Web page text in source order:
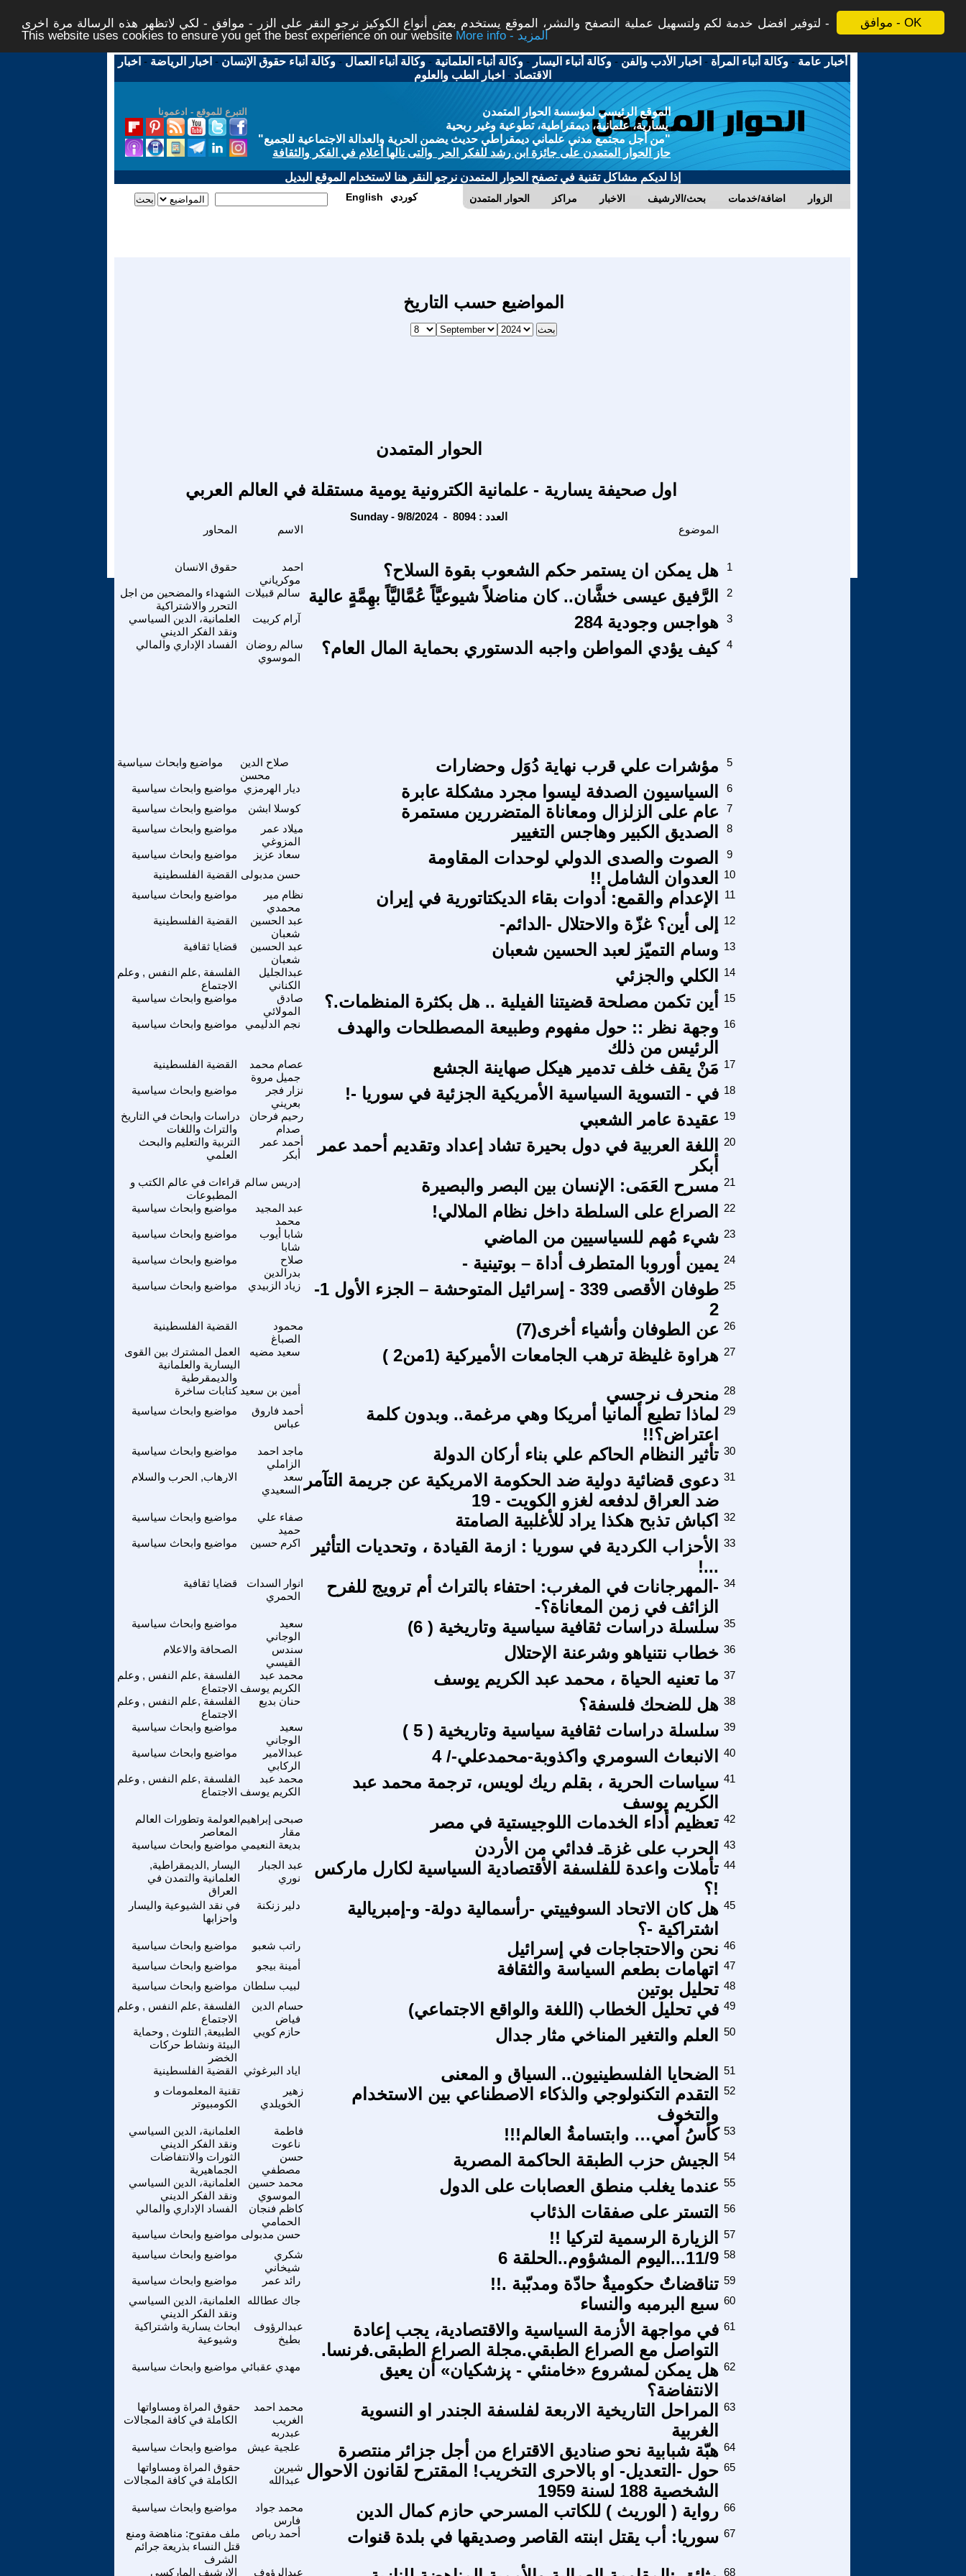
موافق - OK
لتوفير افضل خدمة لكم ولتسهيل عملية التصفح والنشر، الموقع يستخدم بعض أنواع الكوكيز نرجو النقر على الزر - موافق - لكي لاتظهر هذه الرسالة مرة اخرى -
This website uses cookies to ensure you get the best experience on our website
More info - المزيد
أخبار عامة -وكالة أنباء المرأة - اخبار الأدب والفن -وكالة أنباء اليسار -وكالة أنباء العلمانية -وكالة أنباء العمال -وكالة أنباء حقوق الإنسان - اخبار الرياضة - اخبار
الاقتصاد - اخبار الطب والعلوم
التبرع للموقع - ادعمونا
الموقع الرئيسي لمؤسسة الحوار المتمدن
يسارية، علمانية، ديمقراطية، تطوعية وغير ربحية
"من أجل مجتمع مدني علماني ديمقراطي حديث يضمن الحرية والعدالة الاجتماعية للجميع"
حاز الحوار المتمدن على جائزة ابن رشد للفكر الحر والتى نالها أعلام في الفكر والثقافة
إذا لديكم مشاكل تقنية في تصفح الحوار المتمدن نرجو النقر هنا لاستخدام الموقع البديل
الحوار المتمدن مراكز الاخبار بحث/الارشيف اضافة/خدمات الزوار English كوردي
المواضيع حسب التاريخ
الحوار المتمدن
اول صحيفة يسارية - علمانية الكترونية يومية مستقلة في العالم العربي
Sunday - 9/8/2024 - العدد : 8094
الاسم الموضوع
حقوق الانسان
احمد
موكرياني
هل يمكن ان يستمر حكم الشعوب بقوة السلاح؟ 1
الشهداء والمضحين من اجل
التحرر والاشتراكية
سالم قبيلات الرَّفيق عيسى خشَّان.. كان مناضلاً شيوعيَّاً عُمَّاليَّاً بهِمَّةٍ عالية 2
العلمانية، الدين السياسي
ونقد الفكر الديني
آرام كربيت هواجس وجودية 284 3
الفساد الإداري والمالي
سالم روضان
الموسوي
كيف يؤدي المواطن واجبه الدستوري بحماية المال العام؟ 4
مواضيع وابحاث سياسية
صلاح الدين
محسن
مؤشرات علي قرب نهاية دُوَل وحضارات 5
مواضيع وابحاث سياسية ديار الهرمزي السياسيون الصدفة ليسوا مجرد مشكلة عابرة
6
مواضيع وابحاث سياسية
كوسلا ابشن عام على الزلزال ومعاناة المتضررين مستمرة
7
مواضيع وابحاث سياسية
ميلاد عمر
المزوغي
الصديق الكبير وهاجس التغيير 8
مواضيع وابحاث سياسية سعاد عزيز الصوت والصدى الدولي لوحدات المقاومة
9
القضية الفلسطينية حسن مدبولى العدوان الشامل !!
10
مواضيع وابحاث سياسية
نظام مير
محمدي
الإعدام والقمع: أدوات بقاء الديكتاتورية في إيران 11
القضية الفلسطينية
عبد الحسين
شعبان
إلى أين؟ غزّة والاحتلال -الدائم- 12
قضايا ثقافية
عبد الحسين
شعبان
وسام التميّز لعبد الحسين شعبان 13
الفلسفة ,علم النفس , وعلم
الاجتماع
عبدالجليل
الكناني
الكلي والجزئي 14
مواضيع وابحاث سياسية
صادق
المولائي
أين تكمن مصلحة قضيتنا الفيلية .. هل بكثرة المنظمات.؟ 15
مواضيع وابحاث سياسية نجم الدليمي
وجهة نظر :: حول مفهوم وطبيعة المصطلحات والهدف
الرئيس من ذلك
16
القضية الفلسطينية
عصام محمد
جميل مروة
مَنْ يقف خلف تدمير هيكل صهاينة الجشع 17
مواضيع وابحاث سياسية
نزار فجر
بعريني
في - التسوية السياسية الأمريكية الجزئية في سوريا -! 18
دراسات وابحاث في التاريخ
والتراث واللغات
رحيم فرحان
صدام
عقيدة عامر الشعبي 19
التربية والتعليم والبحث
العلمي
أحمد عمر
أبكر
اللغة العربية في دول بحيرة تشاد إعداد وتقديم أحمد عمر
أبكر
20
قراءات في عالم الكتب و
المطبوعات
إدريس سالم مسرح العَمَى: الإنسان بين البصر والبصيرة 21
مواضيع وابحاث سياسية
عبد المجيد
محمد
الصراع على السلطة داخل نظام الملالي! 22
مواضيع وابحاث سياسية
شابا أيوب
شابا
شيء مُهم للسياسيين من الماضي 23
مواضيع وابحاث سياسية
صلاح
بدرالدين
يمين أوروبا المتطرف أداة – بوتينية - 24
مواضيع وابحاث سياسية زياد الزبيدي
طوفان الأقصى 339 - إسرائيل المتوحشة – الجزء الأول 1-
2
25
القضية الفلسطينية
محمود
الصباغ
عن الطوفان وأشياء أخرى(7) 26
العمل المشترك بين القوى
اليسارية والعلمانية
والديمقرطية
سعيد مضيه هراوة غليظة ترهب الجامعات الأميركية (1من2 ) 27
كتابات ساخرة أمين بن سعيد منحرف نرجسي 28
مواضيع وابحاث سياسية
أحمد فاروق
عباس
لماذا تطيع ألمانيا أمريكا وهي مرغمة.. وبدون كلمة
اعتراض؟!!
29
مواضيع وابحاث سياسية
ماجد احمد
الزاملي
تأثير النظام الحاكم علي بناء أركان الدولة 30
الارهاب, الحرب والسلام
سعد
السعيدي
دعوى قضائية دولية ضد الحكومة الامريكية عن جريمة التآمر
ضد العراق لدفعه لغزو الكويت - 19
31
مواضيع وابحاث سياسية
صفاء علي
حميد
اكباش تذبح هكذا يراد للأغلبية الصامتة 32
مواضيع وابحاث سياسية اكرم حسين
الأحزاب الكردية في سوريا : ازمة القيادة ، وتحديات التأثير
...!
33
قضايا ثقافية
انوار السدات
الحمري
-المهرجانات في المغرب: احتفاء بالتراث أم ترويج للفرح
الزائف في زمن المعاناة؟-
34
مواضيع وابحاث سياسية
سعيد
الوجاني
سلسلة دراسات ثقافية سياسية وتاريخية ( 6) 35
الصحافة والاعلام
سندس
القيسي
خطاب نتنياهو وشرعنة الإحتلال 36
الفلسفة ,علم النفس , وعلم
الاجتماع
محمد عبد
الكريم يوسف
ما تعنيه الحياة ، محمد عبد الكريم يوسف 37
الفلسفة ,علم النفس , وعلم
الاجتماع
حنان بديع هل للضحك فلسفة؟ 38
مواضيع وابحاث سياسية
سعيد
الوجاني
سلسلة دراسات ثقافية سياسية وتاريخية ( 5 ) 39
مواضيع وابحاث سياسية
عبدالامير
الركابي
الانبعاث السومري واكذوبة-محمدعلي-/ 4 40
الفلسفة ,علم النفس , وعلم
الاجتماع
محمد عبد
الكريم يوسف
سياسات الحرية ، بقلم ريك لويس، ترجمة محمد عبد
الكريم يوسف
41
العولمة وتطورات العالم
المعاصر
صبحى إبراهيم
مقار
تعظيم أداء الخدمات اللوجيستية في مصر 42
مواضيع وابحاث سياسية بديعة النعيمي الحرب على غزةـ فدائي من الأردن
43
اليسار ,الديمقراطية,
العلمانية والتمدن في
العراق
عبد الجبار
نوري
تأملات واعدة للفلسفة الأقتصادية السياسية لكارل ماركس
!؟
44
في نقد الشيوعية واليسار
واحزابها
دلير زنكنة
هل كان الاتحاد السوفييتي -رأسمالية دولة- و-إمبريالية
اشتراكية -؟
45
مواضيع وابحاث سياسية راتب شعبو نحن والاحتجاجات في إسرائيل 46
مواضيع وابحاث سياسية
أمينة بيجو اتهامات بطعم السياسة والثقافة
47
مواضيع وابحاث سياسية لبيب سلطان تحليل بوتين 48
الفلسفة ,علم النفس , وعلم
الاجتماع
حسام الدين
فياض
في تحليل الخطاب (اللغة والواقع الاجتماعي) 49
الطبيعة, التلوث , وحماية
البيئة ونشاط حركات
الخضر
حازم كويي العلم والتغير المناخي مثار جدال 50
القضية الفلسطينية اياد البرغوثي الضحايا الفلسطينيون.. السياق و المعنى
51
تقنية المعلمومات و
الكومبيوتر
زهير
الخويلدي
التقدم التكنولوجي والذكاء الاصطناعي بين الاستخدام
والتخوف
52
العلمانية، الدين السياسي
ونقد الفكر الديني
فاطمة
ناعوت
كأسُ أمي… وابتسامةُ العالم!!! 53
الثورات والانتفاضات
الجماهيرية
حسن
مصطفي
الجيش حزب الطبقة الحاكمة المصرية 54
العلمانية، الدين السياسي
ونقد الفكر الديني
محمد حسين
الموسوي
عندما يغلب منطق العصابات على الدول 55
الفساد الإداري والمالي
كاظم فنجان
الحمامي
التستر على صفقات الذئاب 56
مواضيع وابحاث سياسية حسن مدبولى الزيارة الرسمية لتركيا !!
57
مواضيع وابحاث سياسية
شكري
شيخاني
11/9...اليوم المشؤوم..الحلقة 6 58
مواضيع وابحاث سياسية رائد عمر تناقضاتٌ حكوميةٌ حادّة ومدبّبة .!! 59
العلمانية، الدين السياسي
ونقد الفكر الديني
جاك عطالله سبع البرمبه والنساء 60
ابحاث يسارية واشتراكية
وشيوعية
عبدالرؤوف
بطيخ
في مواجهة الأزمة السياسية والاقتصادية، يجب إعادة
التواصل مع الصراع الطبقي.مجلة الصراع الطبقى.فرنسا.
61
مواضيع وابحاث سياسية مهدي عقبائي
هل يمكن لمشروع «خامنئي - پزشکیان» أن يعيق
الانتفاضة؟
62
حقوق المراة ومساواتها
الكاملة في كافة المجالات
محمد احمد
الغريب
عبدربه
المراحل التاريخية الاربعة لفلسفة الجندر او النسوية
الغربية
63
مواضيع وابحاث سياسية علجية عيش هبّة شبابية نحو صناديق الاقتراع من أجل جزائر منتصرة 64
حقوق المراة ومساواتها
الكاملة في كافة المجالات
شيرين
عبدالله حول -التعديل- او بالاحرى التخريب! المقترح لقانون الاحوال
الشخصية 188 لسنة 1959
65
مواضيع وابحاث سياسية
محمد جواد
فارس
رواية ( الوريث ) للكاتب المسرحي حازم كمال الدين 66
ملف مفتوح: مناهضة ومنع
قتل النساء بذريعة جرائم
الشرف
أحمد رباص سوريا: أب يقتل ابنته القاصر وصديقها في بلدة قنوات 67
الارشيف الماركسي عبدالرؤوف 68